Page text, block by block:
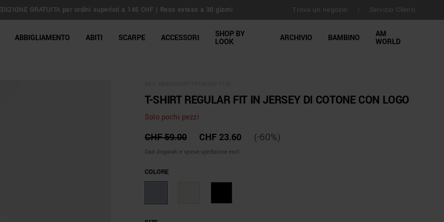
GRATUITA per ordini superiori a 145 CHF | Reso esteso a 30 giorni Trova un negozio Servizio Clienti
Shop
ABBIGLIAMENTO ABITI SCARPE ACCESSORI SHOP BY
LOOK ARCHIVIO BAMBINO AM
WORLD
T-SHIRT REGULAR FIT IN JERSEY DI COTONE CON LOGO
Solo pochi pezzi
CHF 59.00 CHF 23.60 (-60%)
Dazi doganali e spese spedizione escl.
COLORE